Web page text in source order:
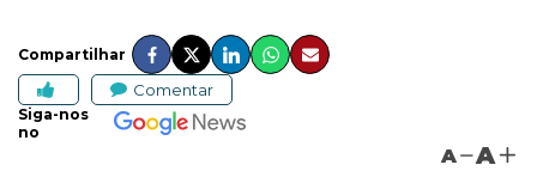
Compartilhar
Comentar
Siga-nos
no
A A